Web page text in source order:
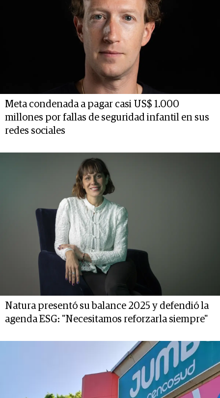
Meta condenada a pagar casi US$ 1.000
millones por fallas de seguridad infantil en sus
redes sociales
Natura presentó su balance 2025 y defendió la
agenda ESG: "Necesitamos reforzarla siempre"